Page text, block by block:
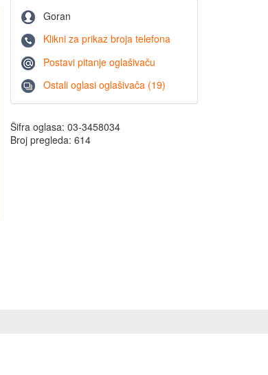
Goran
Klikni za prikaz broja telefona
Postavi pitanje oglašivaču
Ostali oglasi oglašivača (19)
Šifra oglasa: 03-3458034
Broj pregleda: 614